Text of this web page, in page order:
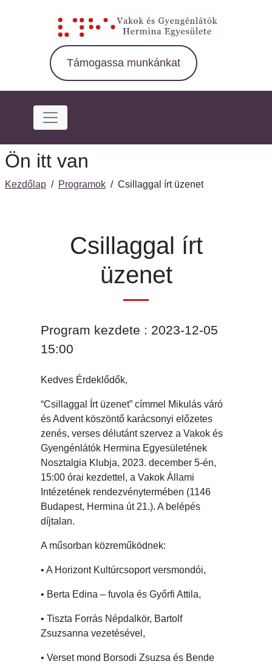
Támogassa munkánkat
Ön itt van
Kezdőlap / Programok /Csillaggal írt üzenet
Csillaggal írt
üzenet
Program kezdete : 2023-12-05
15:00
Kedves Érdeklődők,
“Csillaggal Írt üzenet” címmel Mikulás váró
és Advent köszöntő karácsonyi előzetes
zenés, verses délutánt szervez a Vakok és
Gyengénlátók Hermina Egyesületének
Nosztalgia Klubja, 2023. december 5-én,
15:00 órai kezdettel, a Vakok Állami
Intézetének rendezvénytermében (1146
Budapest, Hermina út 21.). A belépés
díjtalan.
A műsorban közreműködnek:
• A Horizont Kultúrcsoport versmondói,
• Berta Edina – fuvola és Győrfi Attila,
• Tiszta Forrás Népdalkör, Bartolf
Zsuzsanna vezetésével,
• Verset mond Borsodi Zsuzsa és Bende